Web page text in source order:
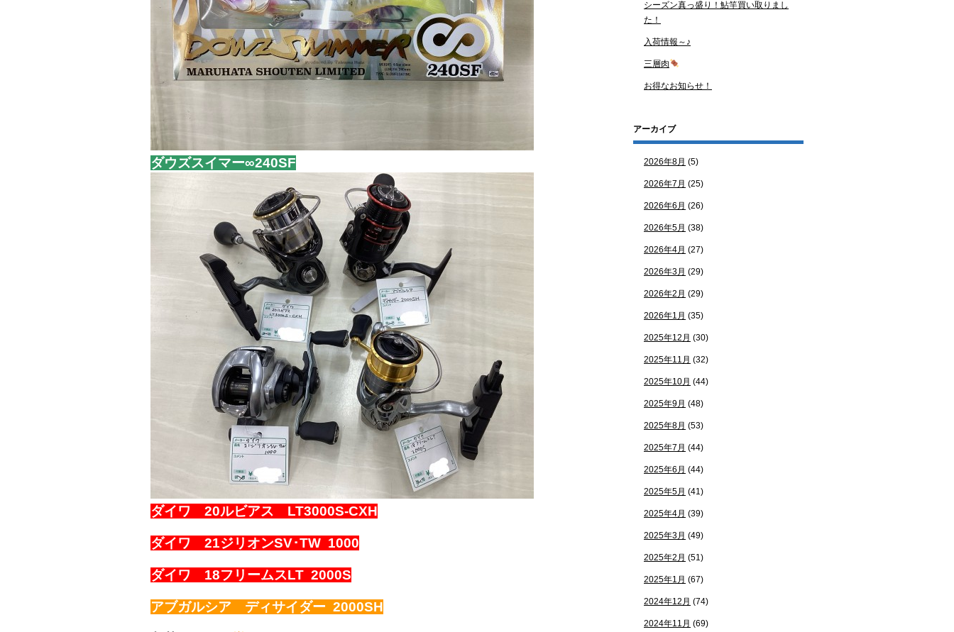
ダウズスイマー∞240SF
ダイワ 20ルビアス LT3000S-CXH
ダイワ 21ジリオンSV･TW 1000
ダイワ 18フリームスLT 2000S
アブガルシア ディサイダー 2000SH
シーズン真っ盛り！鮎竿買い取りまし
た！
入荷情報～♪
三層肉
お得なお知らせ！
アーカイブ
2026年8月 (5)
2026年7月 (25)
2026年6月 (26)
2026年5月 (38)
2026年4月 (27)
2026年3月 (29)
2026年2月 (29)
2026年1月 (35)
2025年12月 (30)
2025年11月 (32)
2025年10月 (44)
2025年9月 (48)
2025年8月 (53)
2025年7月 (44)
2025年6月 (44)
2025年5月 (41)
2025年4月 (39)
2025年3月 (49)
2025年2月 (51)
2025年1月 (67)
2024年12月 (74)
2024年11月 (69)